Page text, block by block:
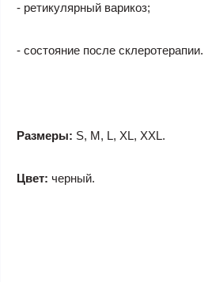
- ретикулярный варикоз;
- состояние после склеротерапии.
Размеры: S, M, L, XL, XXL.
Цвет: черный.